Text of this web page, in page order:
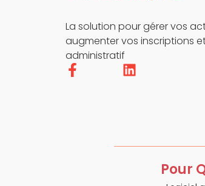
La solution pour gérer vos
augmenter vos inscriptions
administratif
Pour